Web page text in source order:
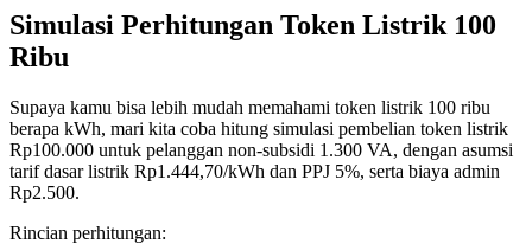
Simulasi Perhitungan Token Listrik 100
Ribu
Supaya kamu bisa lebih mudah memahami token listrik 100 ribu
berapa kWh, mari kita coba hitung simulasi pembelian token listrik
Rp100.000 untuk pelanggan non-subsidi 1.300 VA, dengan asumsi
tarif dasar listrik Rp1.444,70/kWh dan PPJ 5%, serta biaya admin
Rp2.500.
Rincian perhitungan: